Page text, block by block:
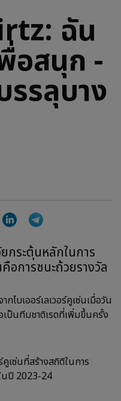
ฉัน
อสนุก -
รลุบาง
LinkedIn
อการชนะถ้วยรางวัล
กไบเออร์เลเวอร์คูเซ่นเมื่อวัน
ป็นทีมชาติเรดที่เพิ่มขึ้นครั้ง
เซ่นที่สร้างสถิติในการ
นปี 2023-24